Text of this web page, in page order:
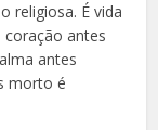
religiosa. É vida
coração antes
antes
morto é